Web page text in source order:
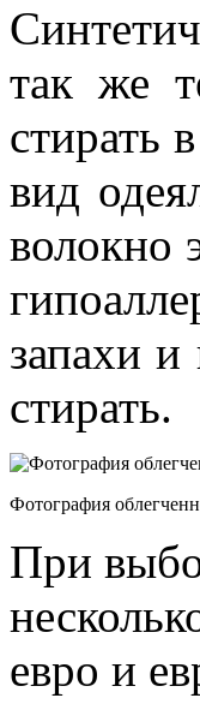
так же
стирать
вид
волокно
запахи
стирать.
Фотография
При
евро и